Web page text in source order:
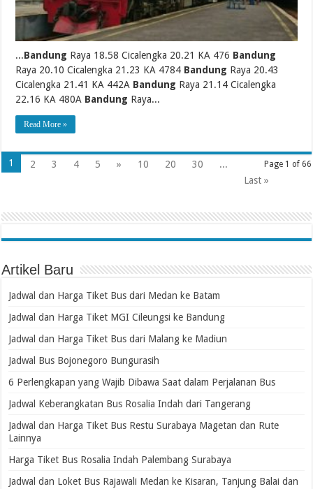
...Bandung Raya 18.58 Cicalengka 20.21 KA 476 Bandung
Raya 20.10 Cicalengka 21.23 KA 4784 Bandung Raya 20.43
Cicalengka 21.41 KA 442A Bandung Raya 21.14 Cicalengka
22.16 KA 480A Bandung Raya...
Read More »
Page 1 of 66
1 2 3 4 5 » 10 20 30
...
Last »
Artikel Baru
Jadwal dan Harga Tiket Bus dari Medan ke Batam
Jadwal dan Harga Tiket MGI Cileungsi ke Bandung
Jadwal dan Harga Tiket Bus dari Malang ke Madiun
Jadwal Bus Bojonegoro Bungurasih
6 Perlengkapan yang Wajib Dibawa Saat dalam Perjalanan Bus
Jadwal Keberangkatan Bus Rosalia Indah dari Tangerang
Jadwal dan Harga Tiket Bus Restu Surabaya Magetan dan Rute
Lainnya
Harga Tiket Bus Rosalia Indah Palembang Surabaya
Jadwal dan Loket Bus Rajawali Medan ke Kisaran, Tanjung Balai dan